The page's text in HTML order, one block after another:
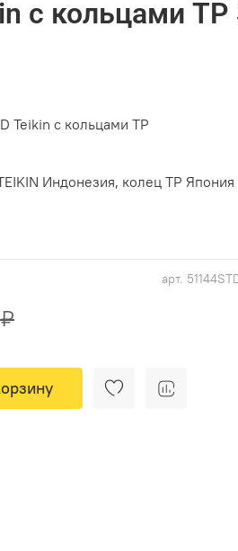
арт.
с кольцами TP
Teikin с кольцами TP
Индонезия, колец TP Япония